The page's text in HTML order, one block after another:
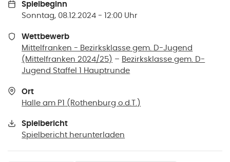
Spielbeginn
Sonntag, 08.12.2024 - 12:00 Uhr
Wettbewerb
Mittelfranken - Bezirksklasse gem. D-Jugend
(Mittelfranken 2024/25) – Bezirksklasse gem. D-
Jugend Staffel 1 Hauptrunde
Ort
Halle am P1 ( Rothenburg o.d.T. )
Spielbericht
Spielbericht herunterladen